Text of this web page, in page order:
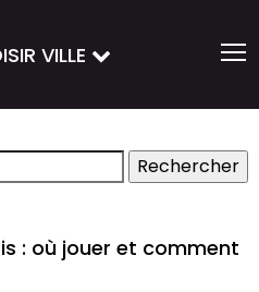
VILLE
: où jouer et comment